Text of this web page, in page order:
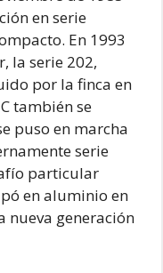
en serie
En 1993
la serie 202,
por la finca en
también se
puso en marcha
serie
particular
en aluminio en
nueva generación